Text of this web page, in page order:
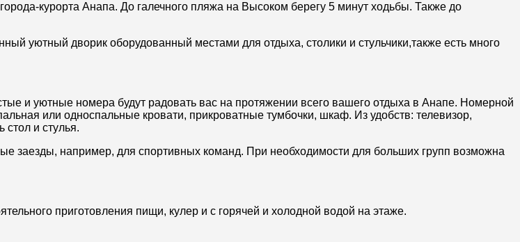
курорта Анапа. До галечного пляжа на Высоком берегу 5 минут ходьбы. Также до
уютный дворик оборудованный местами для отдыха, столики и стульчики,также есть много
и уютные номера будут радовать вас на протяжении всего вашего отдыха в Анапе. Номерной
или односпальные кровати, прикроватные тумбочки, шкаф. Из удобств: телевизор,
стол и стулья.
заезды, например, для спортивных команд. При необходимости для больших групп возможна
приготовления пищи, кулер и с горячей и холодной водой на этаже.